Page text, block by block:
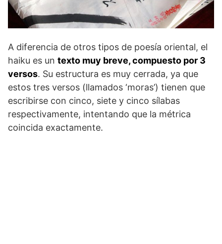
A diferencia de otros tipos de poesía oriental, el
haiku es un texto muy breve, compuesto por 3
versos. Su estructura es muy cerrada, ya que
estos tres versos (llamados ‘moras’) tienen que
escribirse con cinco, siete y cinco sílabas
respectivamente, intentando que la métrica
coincida exactamente.